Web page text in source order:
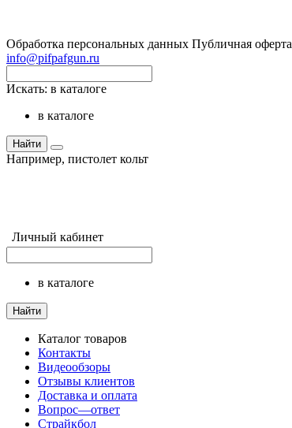
Обработка персональных данных Публичная оферта
info@pifpafgun.ru
Искать: в каталоге
в каталоге
Найти
Например, пистолет кольт
Личный кабинет
в каталоге
Найти
Каталог товаров
Контакты
Видеообзоры
Отзывы клиентов
Доставка и оплата
Вопрос—ответ
Страйкбол